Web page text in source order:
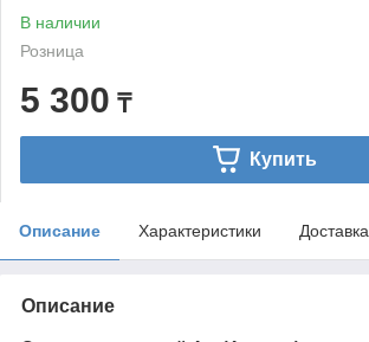
В наличии
Розница
5 300 ₸
Купить
Описание Характеристики Доставка
Описание